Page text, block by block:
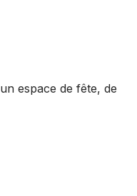
espace de fête, de